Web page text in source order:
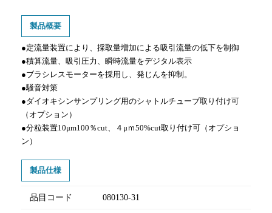
製品概要
●定流量装置により、採取量増加による吸引流量の低下を制御
●積算流量、吸引圧力、瞬時流量をデジタル表示
●ブラシレスモーターを採用し、発じんを抑制。
●騒音対策
●ダイオキシンサンプリング用のシャトルチューブ取り付け可
（オプション）
●分粒装置10μm100％cut、４μｍ50%cut取り付け可（オプショ
ン）
製品仕様
品目コード 080130-31